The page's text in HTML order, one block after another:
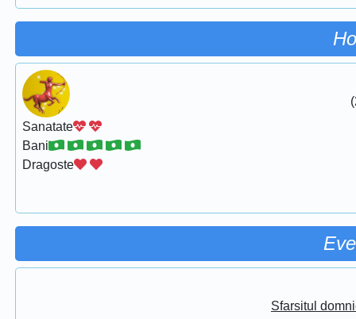
Sanatate
Bani
Dragoste
Sfarsitul